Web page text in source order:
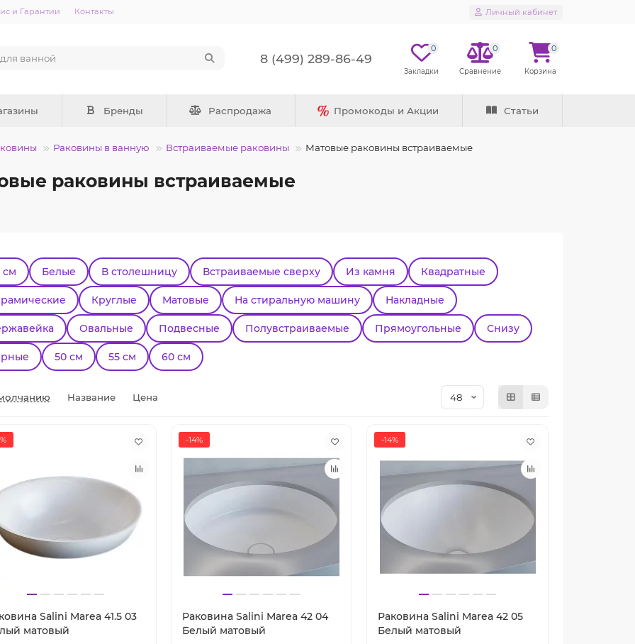
и Гарантии Контакты Личный кабинет
8 (499) 289-86-49
0 0 0
Бренды Распродажа Промокоды и Акции Статьи
Раковины в ванную Встраиваемые раковины Матовые раковины встраиваемые
раковины встраиваемые
см Белые В столешницу Встраиваемые сверху Из камня Квадратные
Круглые Матовые На стиральную машину Накладные
Овальные Подвесные Полувстраиваемые Прямоугольные Снизу
50 см 55 см 60 см
Название Цена
Salini Marea 41.5 03
матовый
-14%
Раковина Salini Marea 42 04
Белый матовый
-14%
Раковина Salini Marea 42 05
Белый матовый